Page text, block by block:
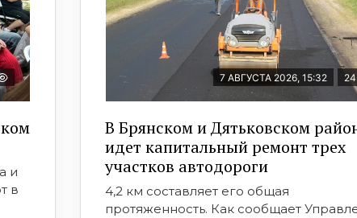
и
в
7 АВГУСТА 2026, 15:32 24
В Брянском и Дятьковском
идет капитальный ремонт трех
участков автодороги
4,2 км составляет его общая
протяженность. Как сообщает